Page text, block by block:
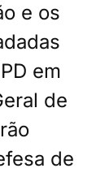
e os
em
de
de